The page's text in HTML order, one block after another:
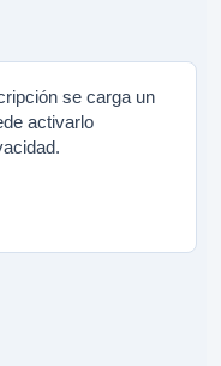
se carga un
activarlo